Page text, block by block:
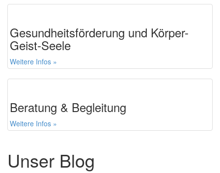
Gesundheitsförderung und Körper-
Geist-Seele
Weitere Infos »
Beratung & Begleitung
Weitere Infos »
Unser Blog